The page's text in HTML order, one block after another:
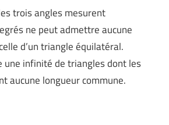
trois angles mesurent
ne peut admettre aucune
d’un triangle équilatéral.
une infinité de triangles dont les
aucune longueur commune.